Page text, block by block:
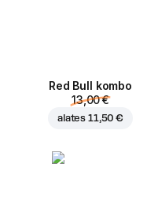
Red Bull kombo
13,00 €
alates 11,50 €